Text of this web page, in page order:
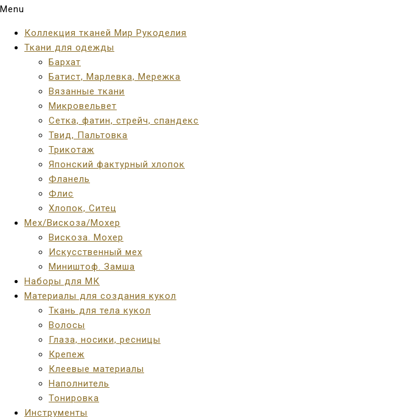
Menu
Коллекция тканей Мир Рукоделия
Ткани для одежды
Бархат
Батист, Марлевка, Мережка
Вязанные ткани
Микровельвет
Сетка, фатин, стрейч, спандекс
Твид, Пальтовка
Трикотаж
Японский фактурный хлопок
Фланель
Флис
Хлопок, Ситец
Мех/Вискоза/Мохер
Вискоза. Мохер
Искусственный мех
Миништоф. Замша
Наборы для МК
Материалы для создания кукол
Ткань для тела кукол
Волосы
Глаза, носики, ресницы
Крепеж
Клеевые материалы
Наполнитель
Тонировка
Инструменты